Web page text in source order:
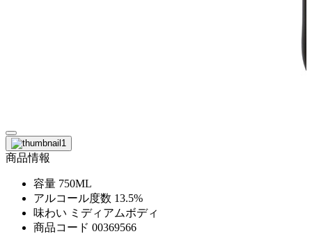
商品情報
容量 750ML
アルコール度数 13.5%
味わい ミディアムボディ
商品コード 00369566